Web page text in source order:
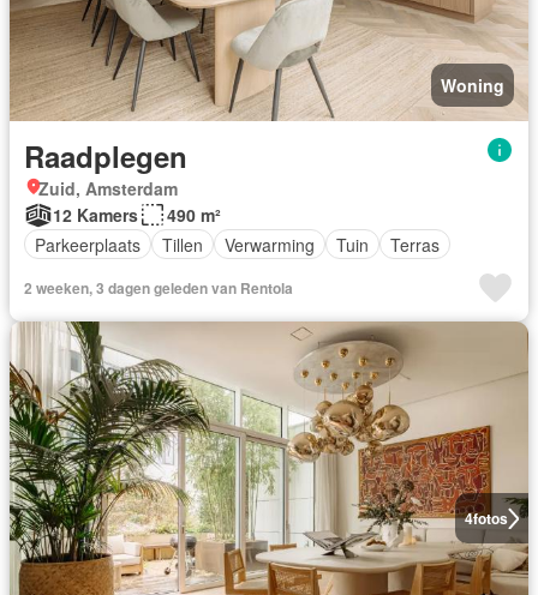
Woning
Raadplegen
Zuid, Amsterdam
12 Kamers
490 m²
Parkeerplaats
Tillen Verwarming Tuin Terras
2 weeken, 3 dagen geleden van Rentola
4fotos